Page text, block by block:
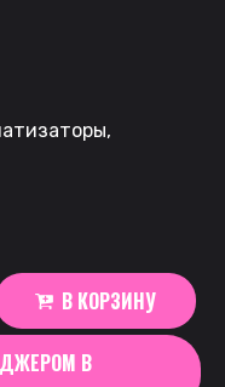
В КОРЗИНУ
В